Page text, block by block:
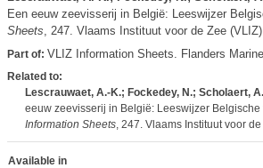
Een eeuw zeevisserij in België: Leeswijzer
Sheets, 247. Vlaams Instituut voor de Zee
Part of: VLIZ Information Sheets. Flanders
Related to:
Lescrauwaet, A.-K.; Fockedey, N.; Scholaert,
eeuw zeevisserij in België: Leeswijzer
Information Sheets, 247. Vlaams Instituut voor
Available in